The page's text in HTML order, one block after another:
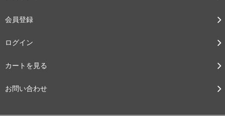
会員登録
ログイン
カートを見る
お問い合わせ